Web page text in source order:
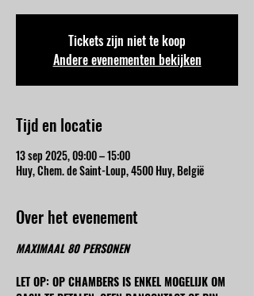
Tickets zijn niet te koop
Andere evenementen bekijken
Tijd en locatie
13 sep 2025, 09:00 – 15:00
Huy, Chem. de Saint-Loup, 4500 Huy, België
Over het evenement
MAXIMAAL 80 PERSONEN
LET OP: OP CHAMBERS IS ENKEL MOGELIJK OM